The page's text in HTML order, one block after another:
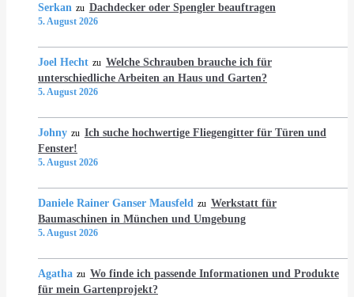
Serkan zu Dachdecker oder Spengler beauftragen
5. August 2026
Joel Hecht zu Welche Schrauben brauche ich für
unterschiedliche Arbeiten an Haus und Garten?
5. August 2026
Johny zu Ich suche hochwertige Fliegengitter für Türen und
Fenster!
5. August 2026
Daniele Rainer Ganser Mausfeld zu Werkstatt für
Baumaschinen in München und Umgebung
5. August 2026
Agatha zu Wo finde ich passende Informationen und Produkte
für mein Gartenprojekt?